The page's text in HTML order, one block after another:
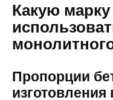
Какую
Пропорции